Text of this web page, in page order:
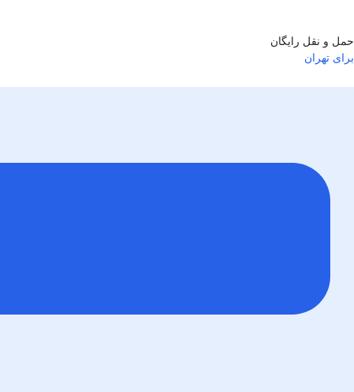
حمل و نقل رایگان
برای تهران